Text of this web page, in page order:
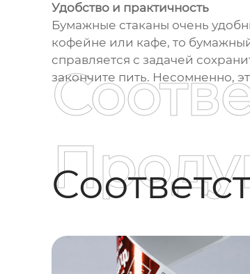
Удобство и практичность
Бумажные стаканы очень
кофейне или кафе, то
справляется с задачей
закончите пить. Несомненно,